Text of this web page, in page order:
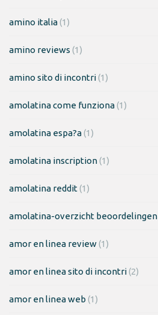
amino italia(1)
amino reviews (1)
amino sito di incontri(1)
amolatina come funziona(1)
amolatina espa?a(1)
amolatina inscription(1)
amolatina reddit(1)
amolatina-overzicht beoordelingen
amor en linea review(1)
amor en linea sito di incontri(2)
amor en linea web (1)